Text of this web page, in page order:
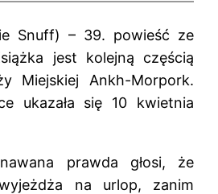
Snuff) – 39. powieść ze
jest kolejną częścią
Miejskiej Ankh-Morpork.
ukazała się 10 kwietnia
prawda głosi, że
na urlop, zanim